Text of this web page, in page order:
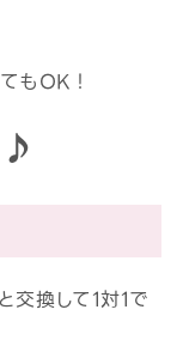
もOK！
♪
交換して1対1で